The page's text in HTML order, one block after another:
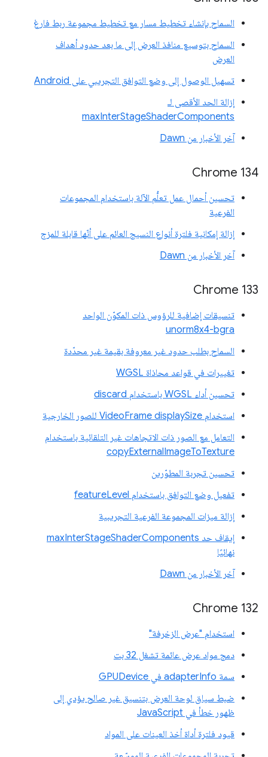
السماح بإنشاء تخطيط مسار مع تخطيط مجموعة ربط فارغ
السماح بتوسيع منافذ العرض إلى ما بعد حدود أهداف
العرض
تسهيل الوصول إلى وضع التوافق التجريبي على Android
إزالة الحد الأقصى لـ
maxInterStageShaderComponents
آخر الأخبار من Dawn
‫Chrome 134
تحسين أحمال عمل تعلُّم الآلة باستخدام المجموعات
الفرعية
إزالة إمكانية فلترة أنواع النسيج العائم على أنّها قابلة للمزج
آخر الأخبار من Dawn
‫Chrome 133
تنسيقات إضافية للرؤوس ذات المكوّن الواحد
unorm8x4-bgra
السماح بطلب حدود غير معروفة بقيمة غير محدّدة
تغييرات في قواعد محاذاة WGSL
تحسين أداء WGSL باستخدام discard
استخدام VideoFrame displaySize للصور الخارجية
التعامل مع الصور ذات الاتجاهات غير التلقائية باستخدام
copyExternalImageToTexture
تحسين تجربة المطوّرين
تفعيل وضع التوافق باستخدام featureLevel
إزالة ميزات المجموعة الفرعية التجريبية
إيقاف حد maxInterStageShaderComponents
نهائيًا
آخر الأخبار من Dawn
‫Chrome 132
استخدام "عرض الزخرفة"
دمج مواد عرض عائمة تشغل 32 بت
سمة adapterInfo في GPUDevice
ضبط سياق لوحة العرض بتنسيق غير صالح يؤدي إلى
ظهور خطأ في JavaScript
قيود فلترة أداة أخذ العينات على المواد